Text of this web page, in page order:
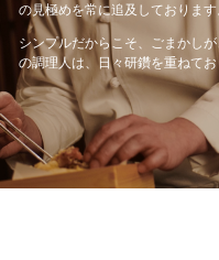
の見極めを常に追及しております
シンプルだからこそ、ごまかし
の調理人は、日々研鑽を重ねてお